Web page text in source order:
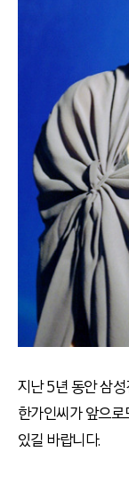
지난 5년 동안 삼
한가인씨가 앞으
있길 바랍니다.